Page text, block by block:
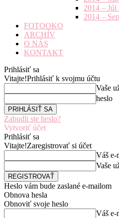
2014 – Júl
2014 –
FOTOOKO
ARCHÍV
O NÁS
KONTAKT
Prihlásiť sa
Vitajte!Prihlásiť k svojmu účtu
Vaše
heslo
Zabudli ste heslo?
Vytvoriť účet
Prihlásiť sa
Vitajte!Zaregistrovať si účet
Váš e-
Vaše
Heslo vám bude zaslané e-mailom
Obnova hesla
Obnoviť svoje heslo
Váš e-